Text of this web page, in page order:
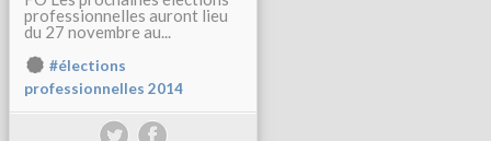
professionnelles auront lieu
du 27 novembre au...
#élections
professionnelles 2014